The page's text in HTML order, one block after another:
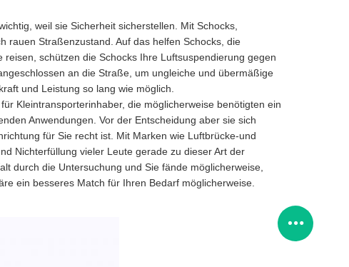
weil sie Sicherheit sicherstellen. Mit Schocks,
rauen Straßenzustand. Auf das helfen Schocks, die
schützen die Schocks Ihre Luftsuspendierung gegen
an die Straße, um ungleiche und übermäßige
und Leistung so lang wie möglich.
Kleintransporterinhaber, die möglicherweise benötigten ein
Anwendungen. Vor der Entscheidung aber sie sich
für Sie recht ist. Mit Marken wie Luftbrücke-und
Nichterfüllung vieler Leute gerade zu dieser Art der
durch die Untersuchung und Sie fände möglicherweise,
ein besseres Match für Ihren Bedarf möglicherweise.